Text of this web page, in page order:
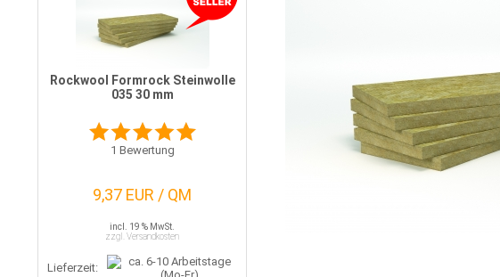
Rockwool Formrock Steinwolle
035 30 mm
1 Bewertung
9,37 EUR / QM
incl. 19 % MwSt.
zzgl. Versandkosten
Lieferzeit: